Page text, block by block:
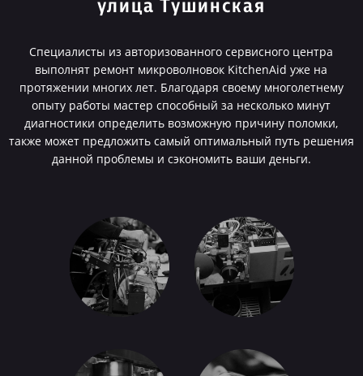
улица Тушинская
Специалисты из авторизованного сервисного центра
выполнят ремонт микроволновок KitchenAid уже на
протяжении многих лет. Благодаря своему многолетнему
опыту работы мастер способный за несколько минут
диагностики определить возможную причину поломки,
также может предложить самый оптимальный путь решения
данной проблемы и сэкономить ваши деньги.